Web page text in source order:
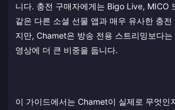
니다. 충전 구매자에게는 Bigo Live, MICO
같은 다른 소셜 선물 앱과 매우 유사한 충
지만, Chamet은 방송 전용 스트리밍보다는
영상에 더 큰 비중을 둡니다.
이 가이드에서는 Chamet이 실제로 무엇인